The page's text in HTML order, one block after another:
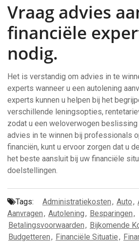
Vraag advies
financiële
nodig.
Het is verstandig om advies in te
experts wanneer u een autolening
experts kunnen u helpen bij het
verschillende leningsopties,
zodat u een weloverwogen beslissing
advies in te winnen bij professionals
financiën, kunt u ervoor zorgen dat u
het beste aansluit bij uw financiële
doelstellingen.
Tags: Administratiekosten, Auto,
Aanvragen, Autolening, Besparingen,
Betalingsvoorwaarden, Bijkomende
Budgetteren, Financiële Situatie,